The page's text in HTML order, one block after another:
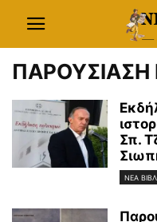
ΠΑΡΟΥΣΙΑΣΗ
Σπ.
ΝΕΑ